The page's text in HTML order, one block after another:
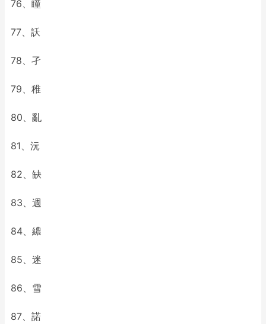
76、瞳
77、訞
78、孑
79、稚
80、亂
81、沅
82、缺
83、週
84、繷
85、迷
86、雪
87、諾